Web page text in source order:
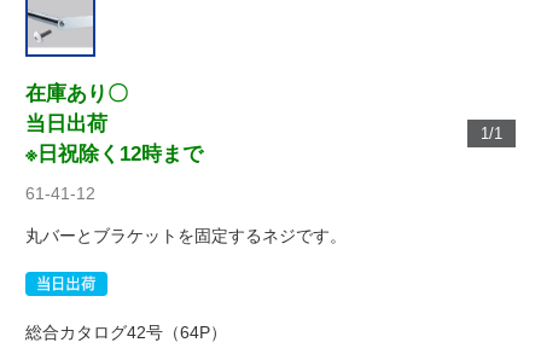
1/1
在庫あり〇
当日出荷
※日祝除く12時まで
61-41-12
丸バーとブラケットを固定するネジです。
総合カタログ42号（64P）